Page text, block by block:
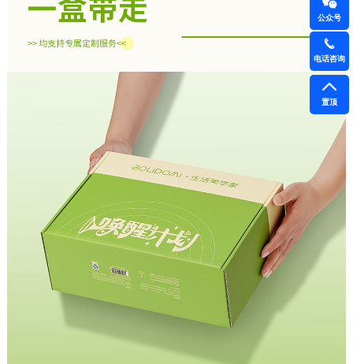
公众号
电话咨询
置顶